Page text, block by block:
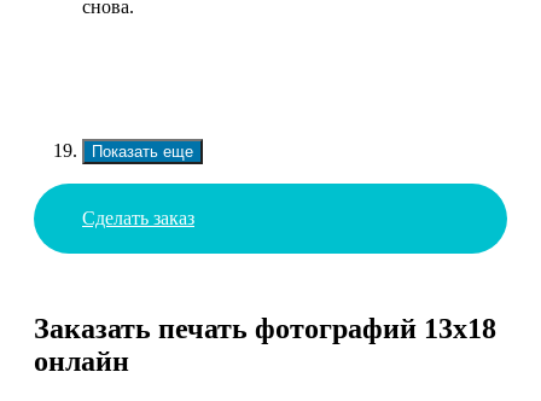
снова.
Показать еще
Сделать заказ
Заказать печать фотографий 13х18
онлайн